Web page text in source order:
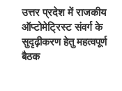
उत्तर प्रदेश में राजकीय
ऑप्टोमेट्रिस्ट संवर्ग के
सुदृढ़ीकरण हेतु महत्वपूर्ण
बैठक